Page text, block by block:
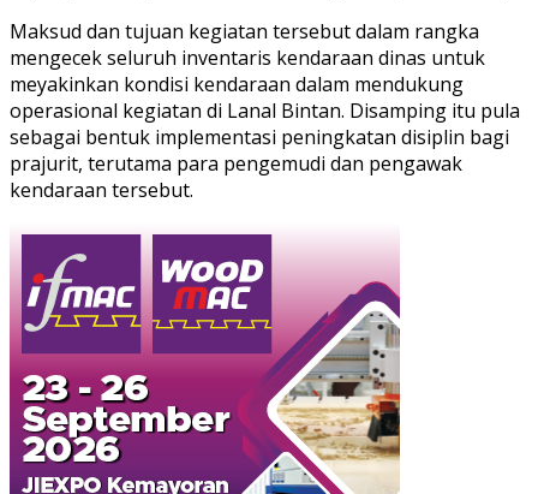
Maksud dan tujuan kegiatan tersebut dalam rangka
mengecek seluruh inventaris kendaraan dinas untuk
meyakinkan kondisi kendaraan dalam mendukung
operasional kegiatan di Lanal Bintan. Disamping itu pula
sebagai bentuk implementasi peningkatan disiplin bagi
prajurit, terutama para pengemudi dan pengawak
kendaraan tersebut.